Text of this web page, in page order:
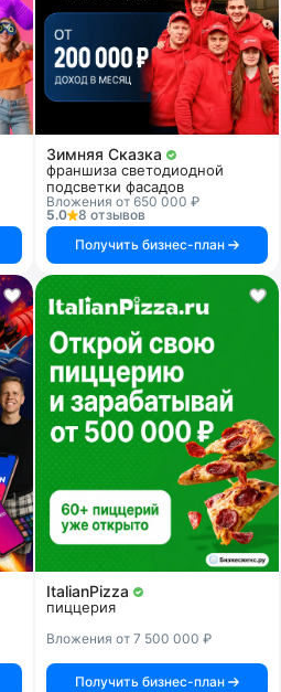
Зимняя Сказка
франшиза светодиодной
подсветки фасадов
Вложения от 650 000 ₽
5.0
8 отзывов
Получить бизнес-план
ItalianPizza
пиццерия
Вложения от 7 500 000 ₽
Получить бизнес-план